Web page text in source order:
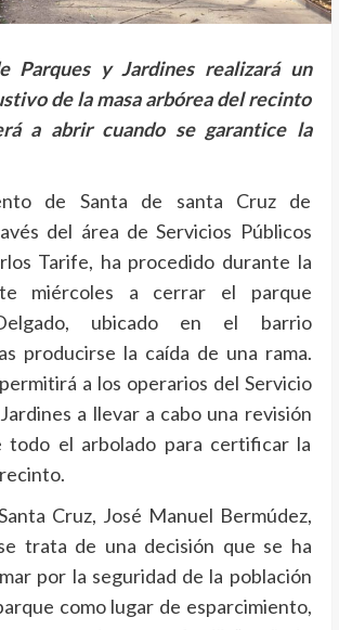
Parques y Jardines realizará un
de la masa arbórea del recinto
a abrir cuando se garantice la
de Santa de santa Cruz de
del área de Servicios Públicos
Tarife, ha procedido durante la
miércoles a cerrar el parque
ubicado en el barrio
producirse la caída de una rama.
a los operarios del Servicio
a llevar a cabo una revisión
todo el arbolado para certificar la
Cruz, José Manuel Bermúdez,
trata de una decisión que se ha
por la seguridad de la población
como lugar de esparcimiento,